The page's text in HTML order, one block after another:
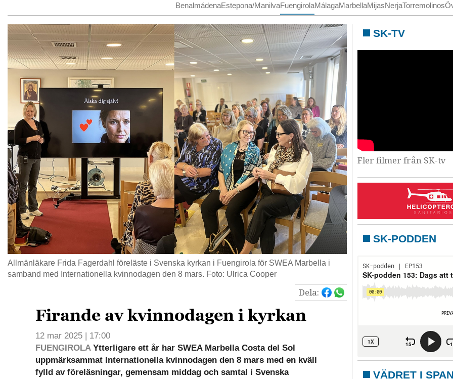
BenalmádenaEstepona/ManilvaFuengirolaMálagaMarbellaMijasNerjaTorremolinos
Allmänläkare Frida Fagerdahl föreläste i Svenska kyrkan i Fuengirola för SWEA Marbella i
samband med Internationella kvinnodagen den 8 mars. Foto: Ulrica Cooper
Dela:
Firande av kvinnodagen i kyrkan
12 mar 2025 | 17:00
FUENGIROLAYtterligare ett år har SWEA Marbella Costa del Sol
uppmärksammat Internationella kvinnodagen den 8 mars med en kväll
fylld av föreläsningar, gemensam middag och samtal i Svenska
SK-TV
Fler filmer från SK-tv
SK-PODDEN
VÄDRET I